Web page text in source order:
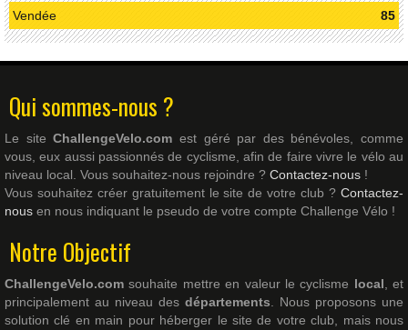
Vendée 85
Qui sommes-nous ?
Le siteChallengeVelo.com est géré par des bénévoles, comme
vous, eux aussi passionnés de cyclisme, afin de faire vivre le vélo au
niveau local. Vous souhaitez-nous rejoindre ? Contactez-nous !
Vous souhaitez créer gratuitement le site de votre club ? Contactez-
nous en nous indiquant le pseudo de votre compte Challenge Vélo !
Notre Objectif
ChallengeVelo.com souhaite mettre en valeur le cyclisme local, et
principalement au niveau des départements. Nous proposons une
solution clé en main pour héberger le site de votre club, mais nous